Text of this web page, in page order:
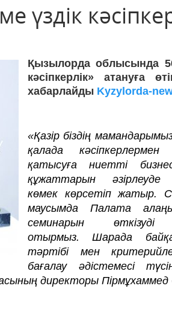
Қызылорда облысында
кәсіпкерлік» атануға
хабарлайды Kyzylorda-
«Қазір біздің
қалада кәсіпкерлермен
қатысуға ниетті бизнес
құжаттарын әзірлеуде
көмек көрсетіп жатыр.
маусымда Палата
семинарын өткізуді
отырмыз. Шарада
тәртібі мен
бағалау әдістемесі
директоры